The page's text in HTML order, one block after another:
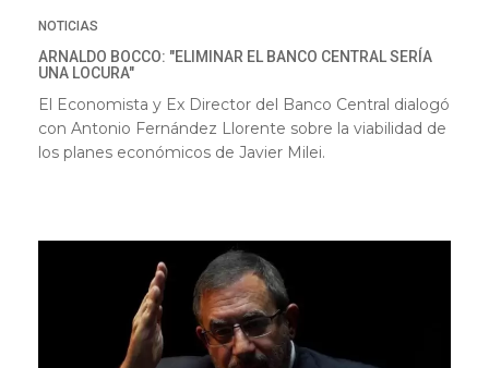
NOTICIAS
ARNALDO BOCCO: "ELIMINAR EL BANCO CENTRAL SERÍA
UNA LOCURA"
El Economista y Ex Director del Banco Central dialogó
con Antonio Fernández Llorente sobre la viabilidad de
los planes económicos de Javier Milei.